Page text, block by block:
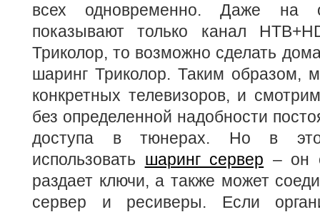
всех одновременно. Даже на
показывают только канал
Триколор, то возможно сделать
шаринг Триколор. Таким образом,
конкретных телевизоров, и
без определенной надобности
доступа в тюнерах. Но в
использовать шаринг сервер – он
раздает ключи, а также может
сервер и ресиверы. Если